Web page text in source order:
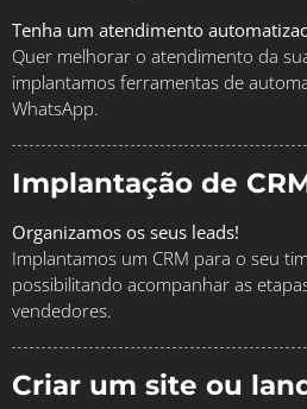
Tenha um atendimento
Quer melhorar o atendimento da
implantamos ferramentas de
WhatsApp.
Implantação de
Organizamos os seus leads!
Implantamos um CRM para o seu
possibilitando acompanhar as
vendedores.
Criar um site ou